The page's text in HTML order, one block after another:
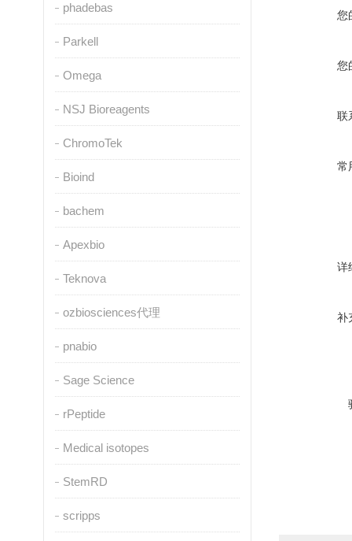
phadebas
Parkell
Omega
NSJ Bioreagents
ChromoTek
Bioind
bachem
Apexbio
Teknova
ozbiosciences代理
pnabio
Sage Science
rPeptide
Medical isotopes
StemRD
scripps
您
您
联
常
详
补